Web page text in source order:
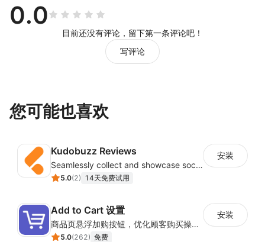
0.0
目前还没有评论，留下第一条评论吧！
写评论
您可能也喜欢
Kudobuzz Reviews
Seamlessly collect and showcase social & photo reviews to boost organic traffic
5.0(2) 14天免费试用
安装
Add to Cart 设置
商品页悬浮加购按钮，优化顾客购买操作路径
5.0(262) 免费
安装